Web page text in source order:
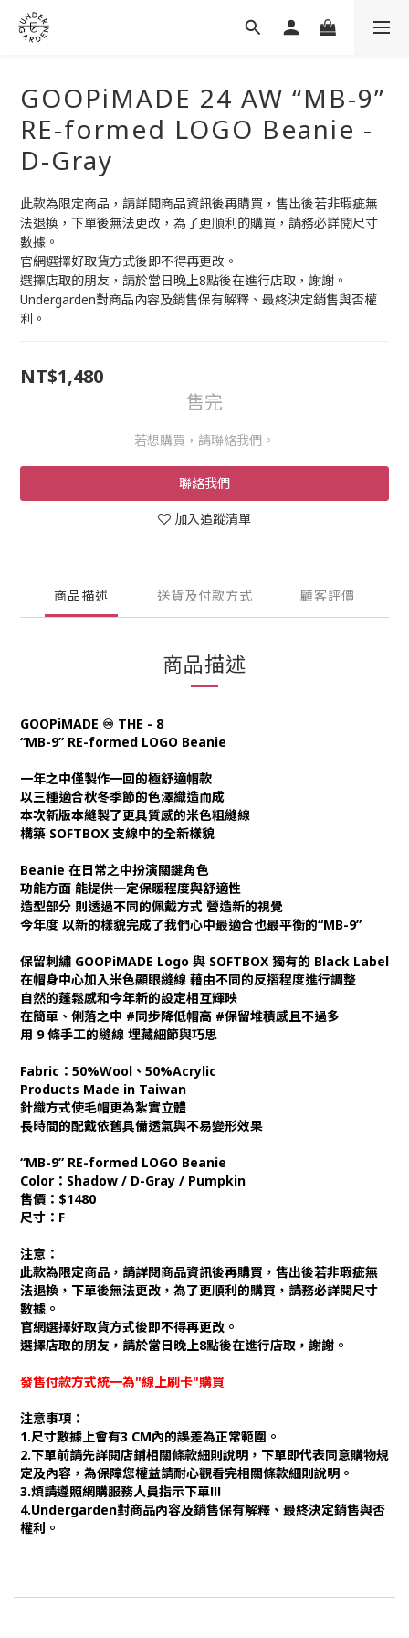
GOOPiMADE 24 AW “MB-9”
RE-formed LOGO Beanie -
D-Gray
此款為限定商品，請詳閱商品資訊後再購買，售出後若非瑕疵無
法退換，下單後無法更改，為了更順利的購買，請務必詳閱尺寸
數據。
官網選擇好取貨方式後即不得再更改。
選擇店取的朋友，請於當日晚上8點後在進行店取，謝謝。
Undergarden對商品內容及銷售保有解釋、最終決定銷售與否權
利。
NT$1,480
售完
若想購買，請聯絡我們。
聯絡我們
加入追蹤清單
商品描述 送貨及付款方式 顧客評價
商品描述
GOOPiMADE ♾️ THE - 8
“MB-9” RE-formed LOGO Beanie
一年之中僅製作一回的極舒適帽款
以三種適合秋冬季節的色澤織造而成
本次新版本縫製了更具質感的米色粗縫線
構築 SOFTBOX 支線中的全新樣貌
Beanie 在日常之中扮演關鍵角色
功能方面 能提供一定保暖程度與舒適性
造型部分 則透過不同的佩戴方式 營造新的視覺
今年度 以新的樣貌完成了我們心中最適合也最平衡的“MB-9”
保留刺繡 GOOPiMADE Logo 與 SOFTBOX 獨有的 Black Label
在帽身中心加入米色顯眼縫線 藉由不同的反摺程度進行調整
自然的蓬鬆感和今年新的設定相互輝映
在簡單、俐落之中 #同步降低帽高 #保留堆積感且不過多
用 9 條手工的縫線 埋藏細節與巧思
Fabric：50%Wool、50%Acrylic
Products Made in Taiwan
針織方式使毛帽更為紮實立體
長時間的配戴依舊具備透氣與不易變形效果
“MB-9” RE-formed LOGO Beanie
Color：Shadow / D-Gray / Pumpkin
售價：$1480
尺寸：F
注意：
此款為限定商品，請詳閱商品資訊後再購買，售出後若非瑕疵無
法退換，下單後無法更改，為了更順利的購買，請務必詳閱尺寸
數據。
官網選擇好取貨方式後即不得再更改。
選擇店取的朋友，請於當日晚上8點後在進行店取，謝謝。
發售付款方式統一為"線上刷卡"購買
注意事項：
1.尺寸數據上會有3 CM內的誤差為正常範圍。
2.下單前請先詳閱店鋪相關條款細則說明，下單即代表同意購物規
定及內容，為保障您權益請耐心觀看完相關條款細則說明。
3.煩請遵照網購服務人員指示下單!!!
4.Undergarden對商品內容及銷售保有解釋、最終決定銷售與否
權利。